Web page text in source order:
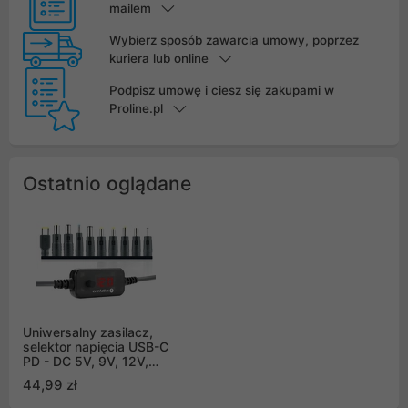
mailem
Wybierz sposób zawarcia umowy, poprzez
kuriera lub online
Podpisz umowę i ciesz się zakupami w
Proline.pl
Ostatnio oglądane
Uniwersalny zasilacz,
selektor napięcia USB-C
PD - DC 5V, 9V, 12V,
everActive AD-PD65
44,99 zł